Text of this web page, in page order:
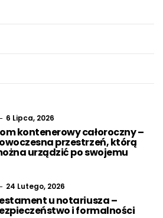
6 Lipca, 2026
kontenerowy całoroczny –
przestrzeń, którą
urządzić po swojemu
24 Lutego, 2026
u notariusza –
i formalności